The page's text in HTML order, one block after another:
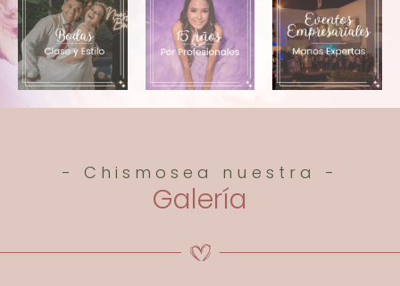
- Chismosea nuestra -
Galería